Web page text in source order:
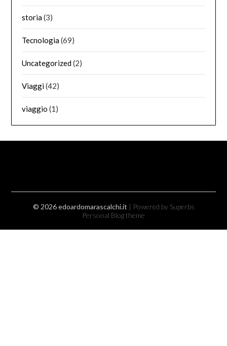
storia(3)
Tecnologia(69)
Uncategorized(2)
Viaggi(42)
viaggio (1)
© 2026 edoardomarascalchi.it | Powered by Superbs
Personal Blog theme